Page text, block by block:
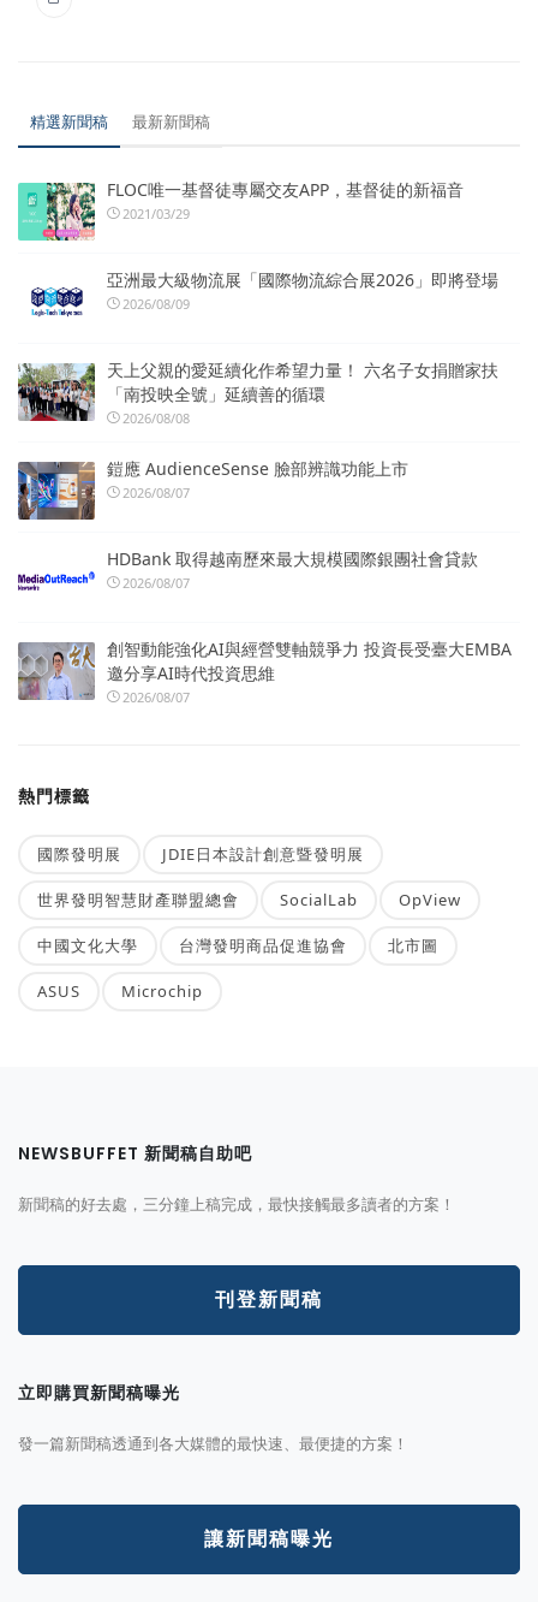
精選新聞稿 最新新聞稿
FLOC唯一基督徒專屬交友APP，基督徒的新福音
2021/03/29
亞洲最大級物流展「國際物流綜合展2026」即將登場
2026/08/09
天上父親的愛延續化作希望力量！ 六名子女捐贈家扶
「南投映全號」延續善的循環
2026/08/08
鎧應 AudienceSense 臉部辨識功能上市
2026/08/07
HDBank 取得越南歷來最大規模國際銀團社會貸款
2026/08/07
創智動能強化AI與經營雙軸競爭力 投資長受臺大EMBA
邀分享AI時代投資思維
2026/08/07
熱門標籤
國際發明展 JDIE日本設計創意暨發明展
世界發明智慧財產聯盟總會 SocialLab OpView
中國文化大學 台灣發明商品促進協會 北市圖
ASUS Microchip
NEWSBUFFET 新聞稿自助吧
新聞稿的好去處，三分鐘上稿完成，最快接觸最多讀者的方案！
刊登新聞稿
立即購買新聞稿曝光
發一篇新聞稿透通到各大媒體的最快速、最便捷的方案！
讓新聞稿曝光